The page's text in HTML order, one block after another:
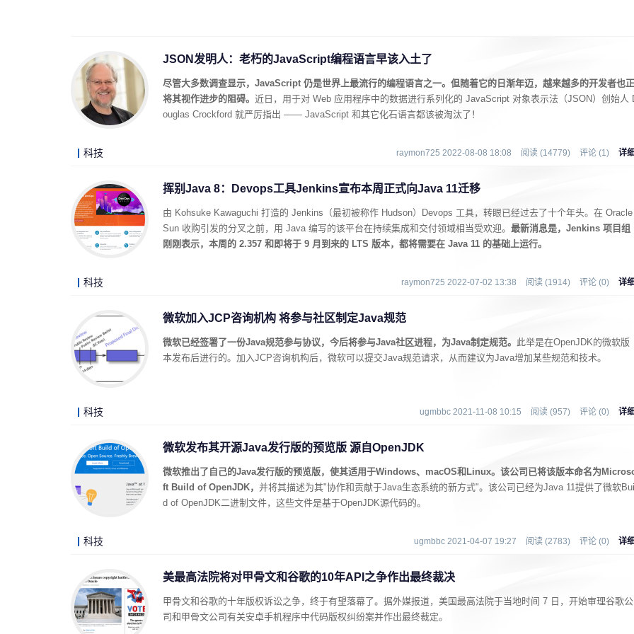
JSON发明人：老朽的JavaScript编程语言早该入土了
尽管大多数调查显示，JavaScript 仍是世界上最流行的编程语言之一。但随着它的日渐年迈，越来越多的开发者也正
将其视作进步的阻碍。 近日，用于对 Web 应用程序中的数据进行系列化的 JavaScript 对象表示法（JSON）创始人
ouglas Crockford 就严厉指出 —— JavaScript 和其它化石语言都该被淘汰了！
科技 raymon725 2022-08-08 18:08 阅读 (14779) 评论 (1) 详
挥别Java 8：Devops工具Jenkins宣布本周正式向Java 11迁移
由 Kohsuke Kawaguchi 打造的 Jenkins（最初被称作 Hudson）Devops 工具，转眼已经过去了十个年头。在
Sun 收购引发的分叉之前，用 Java 编写的该平台在持续集成和交付领域相当受欢迎。 最新消息是，Jenkins 项目组
刚刚表示，本周的 2.357 和即将于 9 月到来的 LTS 版本，都将需要在 Java 11 的基础上运行。
科技 raymon725 2022-07-02 13:38 阅读 (1914) 评论 (0) 详
微软加入JCP咨询机构 将参与社区制定Java规范
微软已经签署了一份Java规范参与协议，今后将参与Java社区进程，为Java制定规范。 此举是在OpenJDK的微软版
本发布后进行的。加入JCP咨询机构后，微软可以提交Java规范请求，从而建议为Java增加某些规范和技术。
科技 ugmbbc 2021-11-08 10:15 阅读 (957) 评论 (0) 详
微软发布其开源Java发行版的预览版 源自OpenJDK
微软推出了自己的Java发行版的预览版，使其适用于Windows、macOS和Linux。该公司已将该版本命名为
ft Build of OpenJDK， 并将其描述为其"协作和贡献于Java生态系统的新方式"。该公司已经为Java 11提供了微软Buil
d of OpenJDK二进制文件，这些文件是基于OpenJDK源代码的。
科技 ugmbbc 2021-04-07 19:27 阅读 (2783) 评论 (0) 详
美最高法院将对甲骨文和谷歌的10年API之争作出最终裁决
甲骨文和谷歌的十年版权诉讼之争，终于有望落幕了。据外媒报道，美国最高法院于当地时间 7 日，开始审理谷歌公
司和甲骨文公司有关安卓手机程序中代码版权纠纷案并作出最终裁定。